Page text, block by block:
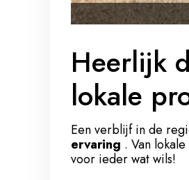
Heerlijk
lokale
Een verblijf in de
ervaring . Van
voor ieder wat wils!